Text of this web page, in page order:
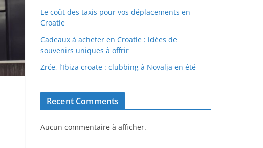
Le coût des taxis pour vos déplacements en
Croatie
Cadeaux à acheter en Croatie : idées de
souvenirs uniques à offrir
Zrće, l’Ibiza croate : clubbing à Novalja en été
Recent Comments
Aucun commentaire à afficher.